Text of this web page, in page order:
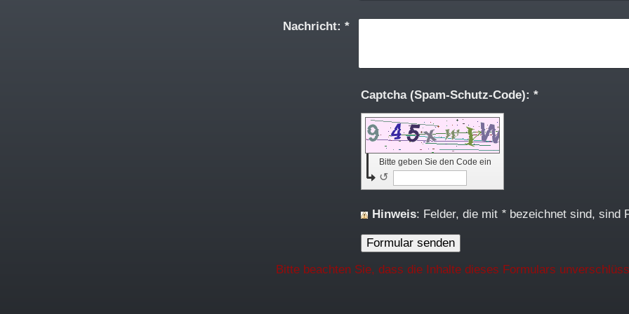
Nachricht: *
Captcha (Spam-Schutz-Code): *
Bitte geben Sie den Code ein
↺
Hinweis : Felder, die mit * bezeichnet sind, sind
Bitte beachten Sie, dass die Inhalte dieses Formulars